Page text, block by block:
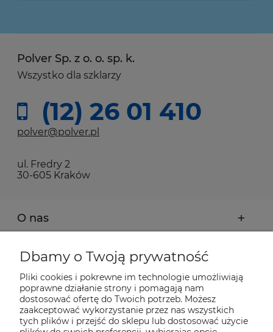
Polver Sp. z o. o. sp. k.
Wszystko dla szklarzy
(12) 26 01 410
polver@polver.pl
ul. Fredry 2
30-605 Kraków
O nas
Moje konto
Płatności i dostawa
Pomoc
Dbamy o Twoją prywatność
Pliki cookies i pokrewne im technologie umożliwiają
poprawne działanie strony i pomagają nam
dostosować ofertę do Twoich potrzeb. Możesz
zaakceptować wykorzystanie przez nas wszystkich
tych plików i przejść do sklepu lub dostosować użycie